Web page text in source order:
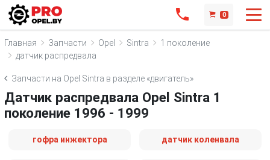
0
Главная Запчасти Opel Sintra
1 поколение
датчик распредвала
Запчасти на Opel Sintra в разделе «двигатель»
Датчик распредвала Opel Sintra 1
поколение 1996 - 1999
гофра инжектора датчик коленвала